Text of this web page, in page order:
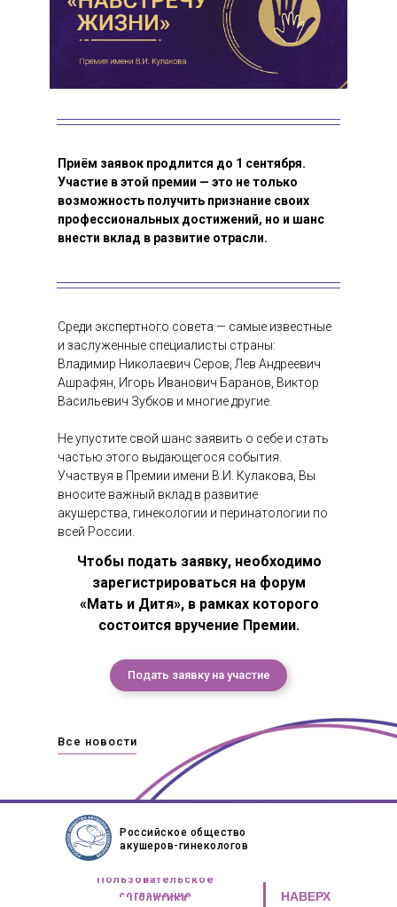
Приём заявок продлится до 1 сентября.
Участие в этой премии — это не только
возможность получить признание своих
профессиональных достижений, но и шанс
внести вклад в развитие отрасли.
Среди экспертного совета — самые известные
и заслуженные специалисты страны:
Владимир Николаевич Серов, Лев Андреевич
Ашрафян, Игорь Иванович Баранов, Виктор
Васильевич Зубков и многие другие.
Не упустите свой шанс заявить о себе и стать
частью этого выдающегося события.
Участвуя в Премии имени В.И. Кулакова, Вы
вносите важный вклад в развитие
акушерства, гинекологии и перинатологии по
всей России.
Все новости
Чтобы подать заявку, необходимо
зарегистрироваться на форум
«Мать и Дитя», в рамках которого
состоится вручение Премии.
Подать заявку на участие
Российское общество
акушеров-гинекологов
НАВЕРХ
Пользовательское
соглашение
Политика